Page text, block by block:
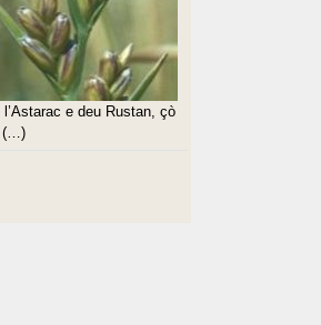
e deu Rustan, çò
(…)